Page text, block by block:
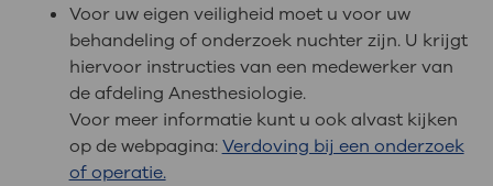
Voor uw eigen veiligheid moet u voor uw
behandeling of onderzoek nuchter zijn. U krijgt
hiervoor instructies van een medewerker van
de afdeling Anesthesiologie.
Voor meer informatie kunt u ook alvast kijken
op de webpagina:Verdoving bij een onderzoek
of operatie.